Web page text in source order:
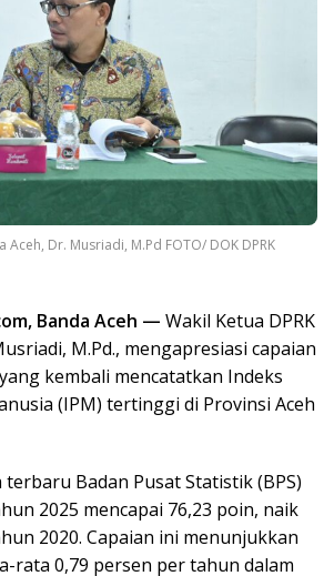
Aceh, Dr. Musriadi, M.Pd FOTO/ DOK DPRK
Banda Aceh — Wakil Ketua DPRK
M.Pd., mengapresiasi capaian
kembali mencatatkan Indeks
(IPM) tertinggi di Provinsi Aceh
Badan Pusat Statistik (BPS)
2025 mencapai 76,23 poin, naik
2020. Capaian ini menunjukkan
rata 0,79 persen per tahun dalam